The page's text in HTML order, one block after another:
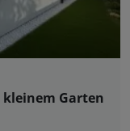
Garten